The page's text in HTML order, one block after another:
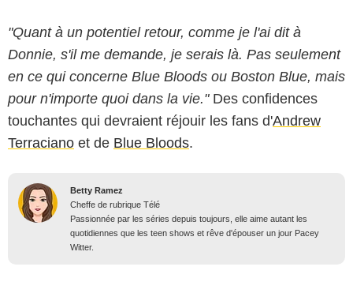
"Quant à un potentiel retour, comme je l'ai dit à
Donnie, s'il me demande, je serais là. Pas seulement
en ce qui concerne Blue Bloods ou Boston Blue, mais
pour n'importe quoi dans la vie."Des confidences
touchantes qui devraient réjouir les fans d'Andrew
Terraciano et de Blue Bloods.
Betty Ramez
Cheffe de rubrique Télé
Passionnée par les séries depuis toujours, elle aime autant les
quotidiennes que les teen shows et rêve d'épouser un jour Pacey
Witter.